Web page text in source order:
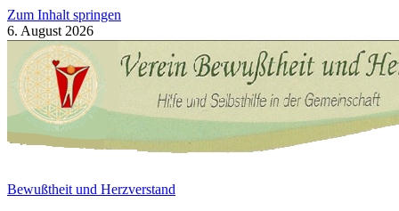
Zum Inhalt springen
6. August 2026
Bewußtheit und Herzverstand